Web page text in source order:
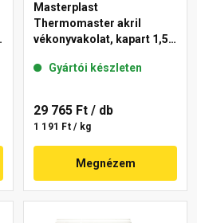
Masterplast
Thermomaster akril
vékonyvakolat, kapart 1,5
Gyártói készleten
29 765 Ft / db
1 191 Ft / kg
Megnézem